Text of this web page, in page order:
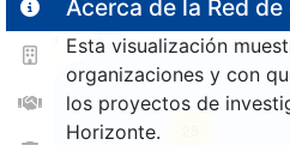
Acerca de la Red
Esta visualización
organizaciones y con
los proyectos de
Horizonte.